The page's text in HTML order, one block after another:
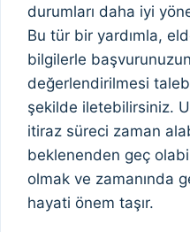
durumları daha iyi
Bu tür bir yardımla,
bilgilerle
değerlendirilmesi
şekilde iletebilirsiniz.
itiraz süreci zaman
beklenenden geç
olmak ve zamanında
hayati önem taşır.